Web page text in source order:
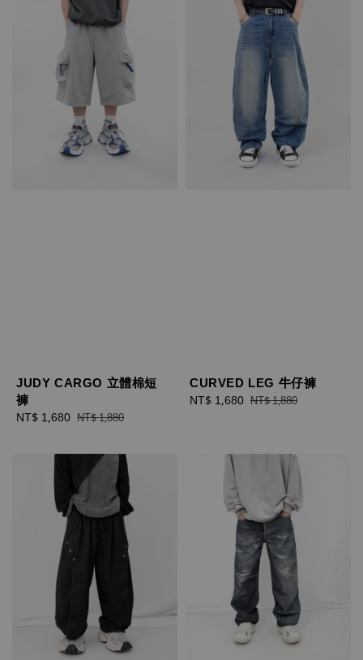
JUDY CARGO 立體棉短
褲
Sale
NT$ 1,680 Regular
NT$ 1,880
CURVED LEG 牛仔褲
Sale
NT$ 1,680 Regular
NT$ 1,880